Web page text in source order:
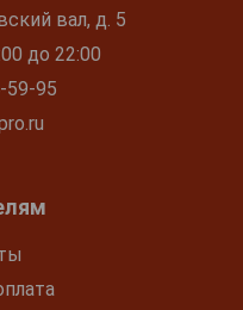
вал, д. 5
до 22:00
59-95